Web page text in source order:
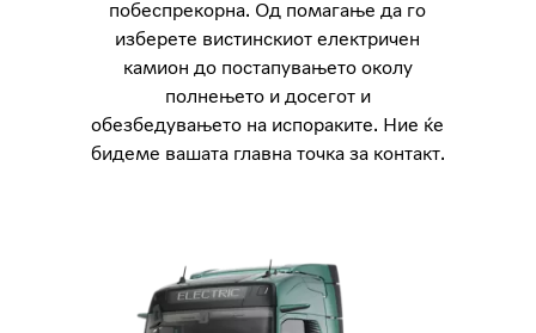
побеспрекорна. Од помагање да го
изберете вистинскиот електричен
камион до постапувањето околу
полнењето и досегот и
обезбедувањето на испораките. Ние ќе
бидеме вашата главна точка за контакт.